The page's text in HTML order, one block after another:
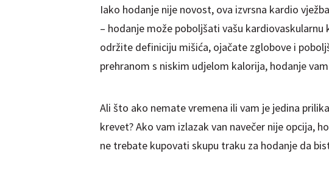
Iako hodanje nije novost, ova izvrsna kardio
– hodanje može poboljšati vašu
održite definiciju mišića, ojačate zglobove i
prehranom s niskim udjelom kalorija, hodanje
Ali što ako nemate vremena ili vam je jedina
krevet? Ako vam izlazak van navečer nije opcija,
ne trebate kupovati skupu traku za hodanje da